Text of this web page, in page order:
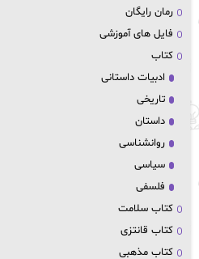
رمان رایگان
فایل های آموزشی
کتاب
ادبیات داستانی
تاریخی
داستان
روانشناسی
سیاسی
فلسفی
کتاب سلامت
کتاب قانتزی
کتاب مذهبی